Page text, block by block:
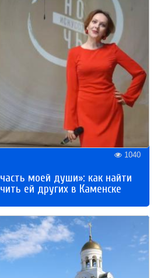
1040
моей души»: как найти
ей других в Каменске